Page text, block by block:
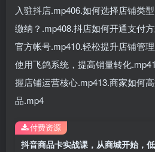
入驻抖店.mp406.如何选择店铺类
缴纳？.mp408.抖店如何开通支付
官方帐号.mp410.轻松提升店铺管
使用飞鸽系统，提高销量转化
握店铺运营核心.mp413.商家如何
品.mp4
付费资源